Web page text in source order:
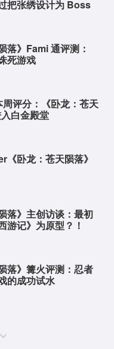
把张绣设计为 Boss
落》Fami 通评测：
死游戏
周评分：《卧龙：苍天
白金殿堂
卧龙：苍天陨落》
落》主创访谈：最初
游记》为原型？！
落》篝火评测：忍者
的成功试水